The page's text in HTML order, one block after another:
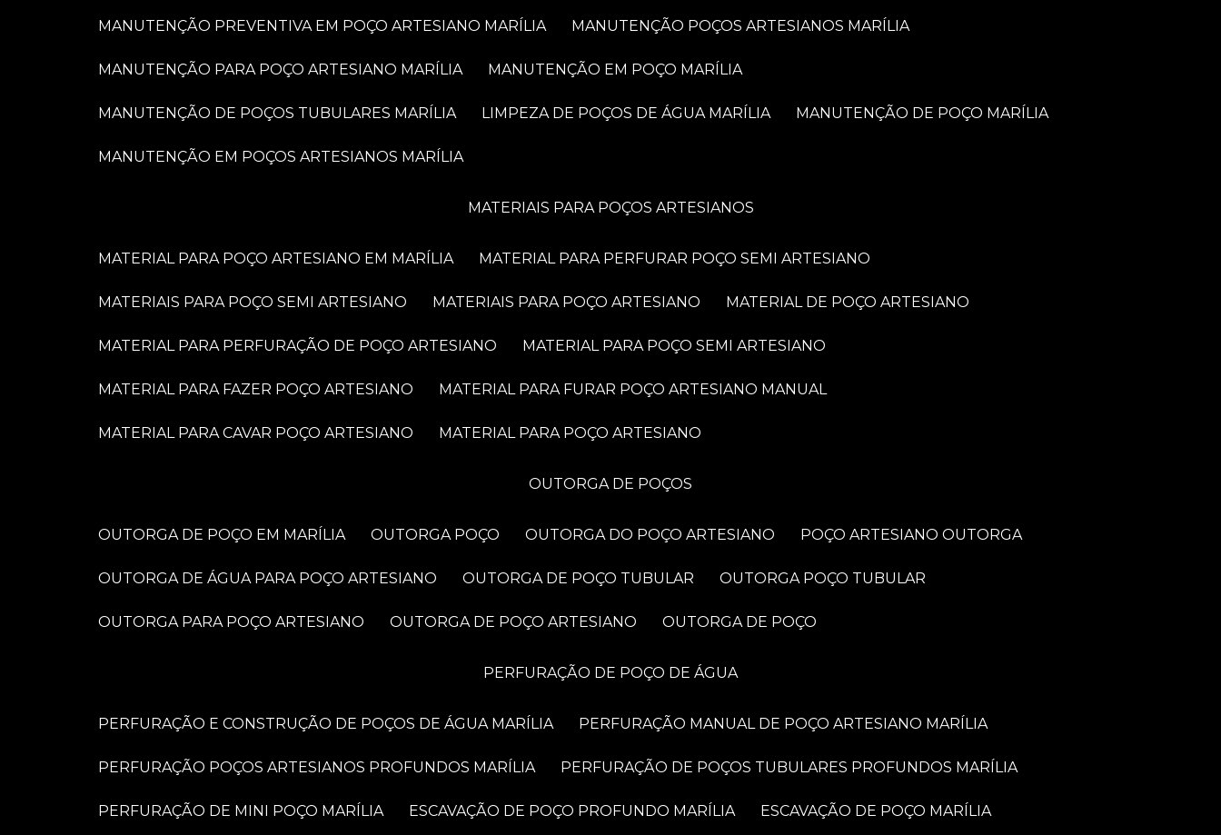
MANUTENÇÃO PREVENTIVA EM POÇO ARTESIANO MARÍLIA MANUTENÇÃO POÇOS ARTESIANOS MARÍLIA
MANUTENÇÃO PARA POÇO ARTESIANO MARÍLIA MANUTENÇÃO EM POÇO MARÍLIA
MANUTENÇÃO DE POÇOS TUBULARES MARÍLIA LIMPEZA DE POÇOS DE ÁGUA MARÍLIA MANUTENÇÃO DE POÇO MARÍLIA
MANUTENÇÃO EM POÇOS ARTESIANOS MARÍLIA
MATERIAIS PARA POÇOS ARTESIANOS
MATERIAL PARA POÇO ARTESIANO EM MARÍLIA MATERIAL PARA PERFURAR POÇO SEMI ARTESIANO
MATERIAIS PARA POÇO SEMI ARTESIANO MATERIAIS PARA POÇO ARTESIANO MATERIAL DE POÇO ARTESIANO
MATERIAL PARA PERFURAÇÃO DE POÇO ARTESIANO MATERIAL PARA POÇO SEMI ARTESIANO
MATERIAL PARA FAZER POÇO ARTESIANO MATERIAL PARA FURAR POÇO ARTESIANO MANUAL
MATERIAL PARA CAVAR POÇO ARTESIANO MATERIAL PARA POÇO ARTESIANO
OUTORGA DE POÇOS
OUTORGA DE POÇO EM MARÍLIA OUTORGA POÇO OUTORGA DO POÇO ARTESIANO POÇO ARTESIANO OUTORGA
OUTORGA DE ÁGUA PARA POÇO ARTESIANO OUTORGA DE POÇO TUBULAR OUTORGA POÇO TUBULAR
OUTORGA PARA POÇO ARTESIANO OUTORGA DE POÇO ARTESIANO OUTORGA DE POÇO
PERFURAÇÃO DE POÇO DE ÁGUA
PERFURAÇÃO E CONSTRUÇÃO DE POÇOS DE ÁGUA MARÍLIA PERFURAÇÃO MANUAL DE POÇO ARTESIANO MARÍLIA
PERFURAÇÃO POÇOS ARTESIANOS PROFUNDOS MARÍLIA PERFURAÇÃO DE POÇOS TUBULARES PROFUNDOS MARÍLIA
PERFURAÇÃO DE MINI POÇO MARÍLIA ESCAVAÇÃO DE POÇO PROFUNDO MARÍLIA ESCAVAÇÃO DE POÇO MARÍLIA